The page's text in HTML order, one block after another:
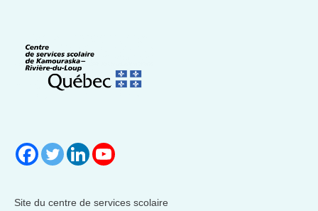
Site du centre de services scolaire